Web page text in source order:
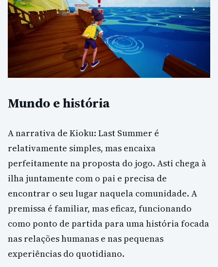
Mundo e história
A narrativa de Kioku: Last Summer é
relativamente simples, mas encaixa
perfeitamente na proposta do jogo. Asti chega à
ilha juntamente com o pai e precisa de
encontrar o seu lugar naquela comunidade. A
premissa é familiar, mas eficaz, funcionando
como ponto de partida para uma história focada
nas relações humanas e nas pequenas
experiências do quotidiano.